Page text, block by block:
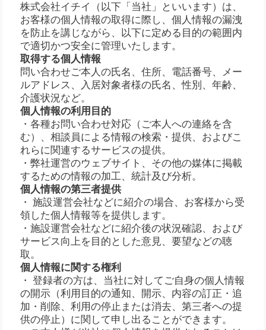
株式会社イチイ（以下「当社」といいます）は、
お客様の個人情報の取得に際し、個人情報の漏洩
を防止を講じながら、以下に定める目的の範囲内
で適切かつ安全に管理いたします。
取得する個人情報
問い合わせご本人の氏名、住所、電話番号、メー
ルアドレス、入居対象者様の氏名、性別、年齢、
介護状況など。
個人情報の利用目的
・各種お問い合わせ対応（ご本人への連絡を含
む）、相談員による情報の検索・提供、およびこ
れらに関連するサービスの提供。
・弊社運営のウェブサイト、その他の媒体に掲載
するための情報の加工、統計及び分析。
個人情報の第三者提供
・ 施設運営会社などに紹介の場合、お客様から受
領した個人情報等を提供します。
・施設運営会社などに紹介後の状況確認、および
サービス向上を目的とした意見、要望などの聴
取。
個人情報に関する権利
・ 登録者の方は、当社に対してご自身の個人情報
の開示（利用目的の通知、開示、内容の訂正・追
加・削除、利用の停止または消去、第三者への提
供の停止）に関して申し出ることができます。